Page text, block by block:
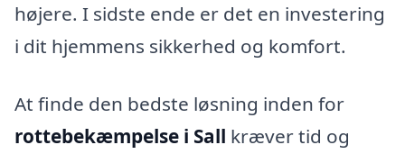
højere. I sidste ende er det en investering
i dit hjemmens sikkerhed og komfort.
At finde den bedste løsning inden for
rottebekæmpelse i Sall kræver tid og